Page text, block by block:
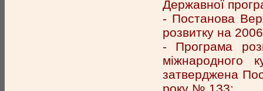
Державної
- Постанова
розвитку на
- Програма
міжнародного
затверджена
року № 133;